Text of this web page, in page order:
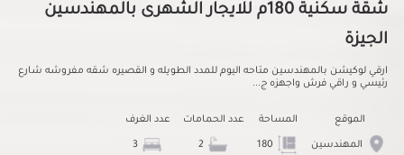
شقة سكنية 180م للايجار الشهرى بالمهندسين
الجيزة
ارقي لوكيشن بالمهندسين متاحه اليوم للمدد الطويله و القصيره شقه مفروشه شارع
رئيسي و راقي فرش واجهزه ج...
الموقع
المهندسين
المساحة عدد الحمامات عدد الغرف